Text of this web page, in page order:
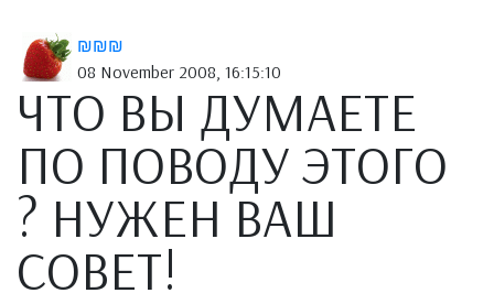
₪₪₪
08 November 2008, 16:15:10
ЧТО ВЫ ДУМАЕТЕ
ПО ПОВОДУ ЭТОГО
? НУЖЕН ВАШ
СОВЕТ!